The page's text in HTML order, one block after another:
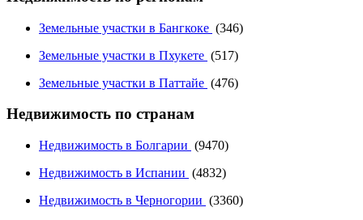
Земельные участки в Бангкоке (346)
Земельные участки в Пхукете (517)
Земельные участки в Паттайе (476)
Недвижимость по странам
Недвижимость в Болгарии (9470)
Недвижимость в Испании (4832)
Недвижимость в Черногории (3360)